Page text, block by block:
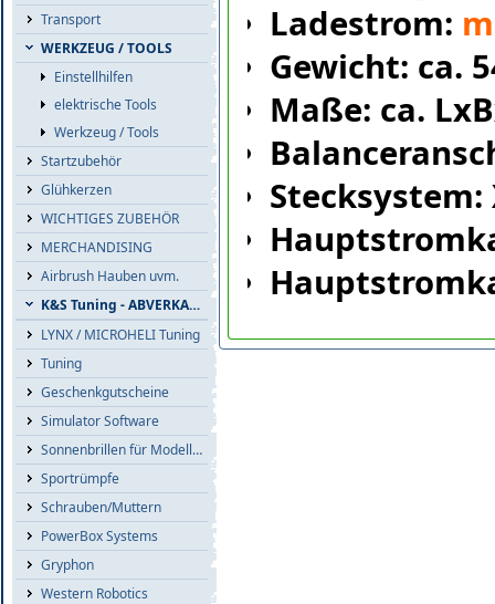
Transport
WERKZEUG / TOOLS
Einstellhilfen
elektrische Tools
Werkzeug / Tools
Startzubehör
Glühkerzen
WICHTIGES ZUBEHÖR
MERCHANDISING
Airbrush Hauben uvm.
K&S Tuning - ABVERKAUF
LYNX / MICROHELI Tuning
Tuning
Geschenkgutscheine
Simulator Software
Sonnenbrillen für Modellflieger
Sportrümpfe
Schrauben/Muttern
PowerBox Systems
Gryphon
Western Robotics
Ladestrom:
Gewicht: ca.
Maße: ca.
Stecksystem: